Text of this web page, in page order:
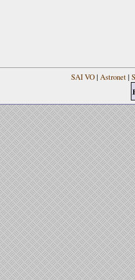
SAI VO| Astronet|